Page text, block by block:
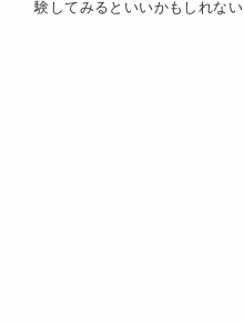
験してみるといいかもしれない